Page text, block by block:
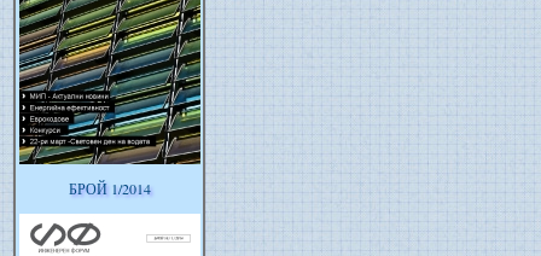
БРОЙ 1/2014